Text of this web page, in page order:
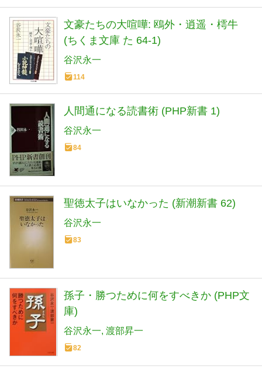
文豪たちの大喧嘩: 鴎外・逍遥・樗牛
(ちくま文庫 た 64-1)
谷沢永一
114
人間通になる読書術 (PHP新書 1)
谷沢永一
84
聖徳太子はいなかった (新潮新書 62)
谷沢永一
83
孫子・勝つために何をすべきか (PHP文
庫)
谷沢永一 渡部昇一
82